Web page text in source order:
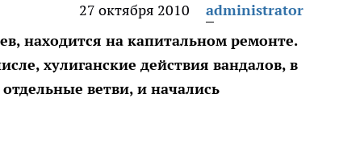
27 октября 2010
administrator
находится на капитальном ремонте.
хулиганские действия вандалов, в
ветви, и начались